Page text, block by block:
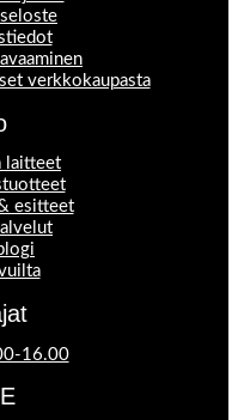
verkkokaupasta
laitteet
esitteet
16.00